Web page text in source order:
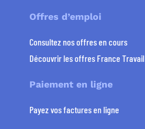
Offres d’emploi
Consultez nos offres en cours
Découvrir les offres France Travail
Paiement en ligne
Payez vos factures en ligne